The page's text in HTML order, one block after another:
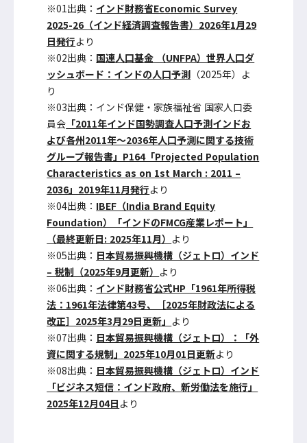
※01出典： インド財務省Economic Survey
2025-26（インド経済調査報告書）2026年1月29
日発行より
※02出典： 国連人口基金 （UNFPA）世界人口ダ
ッシュボード：インドの人口予測 （2025年）よ
り
※03出典：インド保健・家族福祉省 国家人口委
員会 「2011年インド国勢調査人口予測インドお
よび各州2011年～2036年人口予測に関する技術
グループ報告書」P164「Projected Population
Characteristics as on 1st March : 2011 –
2036」2019年11月発行より
※04出典： IBEF（India Brand Equity
Foundation）「インドのFMCG産業レポート」
（最終更新日: 2025年11月） より
※05出典： 日本貿易振興機構（ジェトロ）インド
– 税制（2025年9月更新） より
※06出典： インド財務省公式HP「1961年所得税
法：1961年法律第43号、［2025年財政法による
改正］2025年3月29日更新」 より
※07出典： 日本貿易振興機構（ジェトロ）：「外
資に関する規制」2025年10月01日更新より
※08出典： 日本貿易振興機構（ジェトロ）インド
「ビジネス短信：インド政府、新労働法を施行」
2025年12月04日 より